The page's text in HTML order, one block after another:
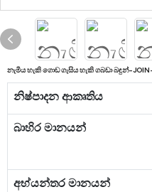
නැමිය හැකි ගොඩ ගැසිය හැකි ගබඩා බඳුන්-
නිෂ්පාදන ආකෘතිය
බාහිර මානයන්
අභ්යන්තර මානයන්